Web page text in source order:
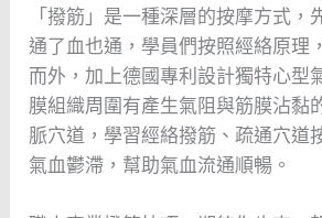
「撥筋」是一種深層的按摩方式
通了血也通，學員們按照經絡原理
而外，加上德國專利設計獨特心型
膜組織周圍有產生氣阻與筋膜沾黏
脈穴道，學習經絡撥筋、疏通穴道
氣血鬱滯，幫助氣血流通順暢。